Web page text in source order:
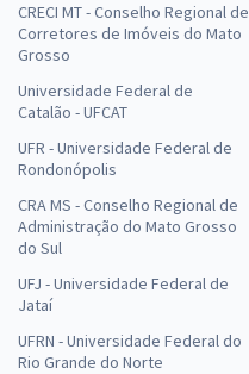
CRECI MT - Conselho Regional de
Corretores de Imóveis do Mato
Grosso
Universidade Federal de
Catalão - UFCAT
UFR - Universidade Federal de
Rondonópolis
CRA MS - Conselho Regional de
Administração do Mato Grosso
do Sul
UFJ - Universidade Federal de
Jataí
UFRN - Universidade Federal do
Rio Grande do Norte